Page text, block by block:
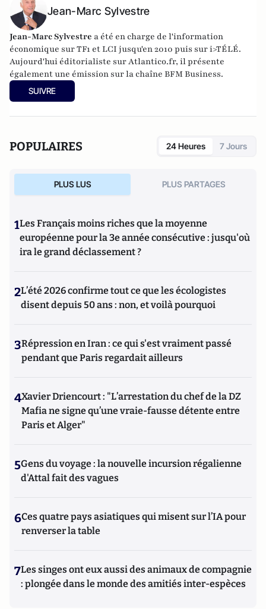
Jean-Marc Sylvestre
Jean-Marc Sylvestre a été en charge de l'information
économique sur TF1 et LCI jusqu'en 2010 puis sur i>TÉLÉ.
Aujourd'hui éditorialiste sur Atlantico.fr, il présente
également une émission sur la chaîne BFM Business.
SUIVRE
POPULAIRES 24 Heures 7 Jours
PLUS LUS PLUS PARTAGES
1Les Français moins riches que la moyenne
européenne pour la 3e année consécutive : jusqu'où
ira le grand déclassement ?
2L’été 2026 confirme tout ce que les écologistes
disent depuis 50 ans : non, et voilà pourquoi
3Répression en Iran : ce qui s'est vraiment passé
pendant que Paris regardait ailleurs
4Xavier Driencourt : "L’arrestation du chef de la DZ
Mafia ne signe qu’une vraie-fausse détente entre
Paris et Alger"
5Gens du voyage : la nouvelle incursion régalienne
d'Attal fait des vagues
6Ces quatre pays asiatiques qui misent sur l’IA pour
renverser la table
7Les singes ont eux aussi des animaux de compagnie
: plongée dans le monde des amitiés inter-espèces